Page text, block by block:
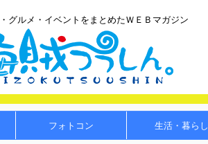
グルメ・イベントをまとめたＷＥＢマガジン
フォトコン 生活・暮らし